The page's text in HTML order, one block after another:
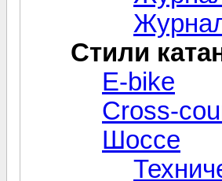
Стили
E-bike
Cross-
Шоссе